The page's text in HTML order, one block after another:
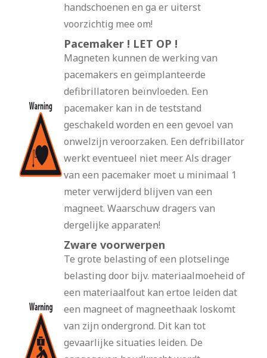
handschoenen en ga er uiterst
voorzichtig mee om!
Pacemaker ! LET OP !
Magneten kunnen de werking van
pacemakers en geïmplanteerde
defibrillatoren beïnvloeden. Een
pacemaker kan in de teststand
geschakeld worden en een gevoel van
onwelzijn veroorzaken. Een defribillator
werkt eventueel niet meer. Als drager
van een pacemaker moet u minimaal 1
meter verwijderd blijven van een
magneet. Waarschuw dragers van
dergelijke apparaten!
Zware voorwerpen
Te grote belasting of een plotselinge
belasting door bijv. materiaalmoeheid of
een materiaalfout kan ertoe leiden dat
een magneet of magneethaak loskomt
van zijn ondergrond. Dit kan tot
gevaarlijke situaties leiden. De